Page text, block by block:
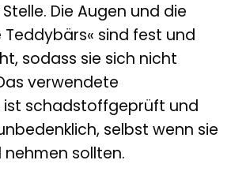
Die Augen und die
Teddybärs« sind fest und
sodass sie sich nicht
verwendete
ist schadstoffgeprüft und
selbst wenn sie
nehmen sollten.